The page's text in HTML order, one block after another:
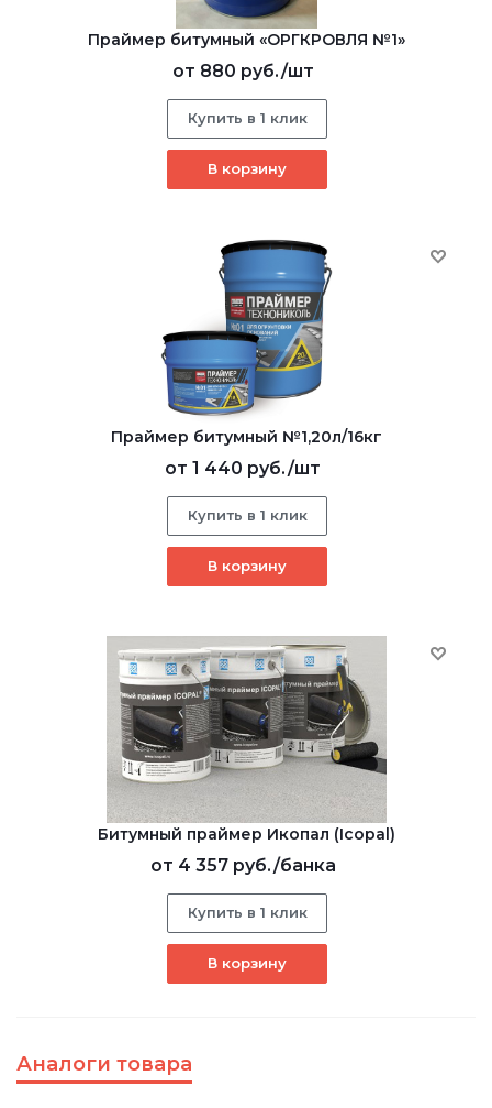
Праймер битумный «ОРГКРОВЛЯ №1»
от 880 руб./шт
Купить в 1 клик
В корзину
Праймер битумный №1,20л/16кг
от 1 440 руб./шт
Купить в 1 клик
В корзину
Битумный праймер Икопал (Icopal)
от 4 357 руб./банка
Купить в 1 клик
В корзину
Аналоги товара